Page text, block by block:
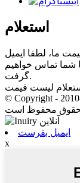
استعلام
ما، لطفا ایمیل
و ما ظرف 24 ساعت با شما تماس خواهیم
گرفت.
لیست قیمت
© Copyright -
ایمیل بفرست
x